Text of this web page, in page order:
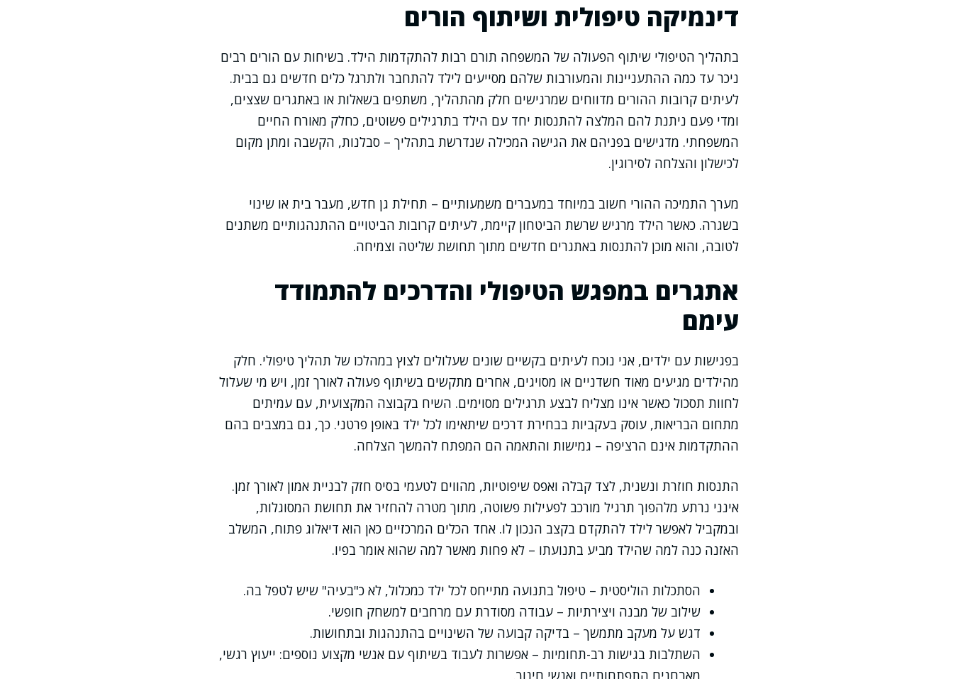
דינמיקה טיפולית ושיתוף הורים
בתהליך הטיפולי שיתוף הפעולה של המשפחה תורם רבות להתקדמות הילד. בשיחות עם הורים רבים
ניכר עד כמה ההתעניינות והמעורבות שלהם מסייעים לילד להתחבר ולתרגל כלים חדשים גם בבית.
לעיתים קרובות ההורים מדווחים שמרגישים חלק מהתהליך, משתפים בשאלות או באתגרים שצצים,
ומדי פעם ניתנת להם המלצה להתנסות יחד עם הילד בתרגילים פשוטים, כחלק מאורח החיים
המשפחתי. מדגישים בפניהם את הגישה המכילה שנדרשת בתהליך – סבלנות, הקשבה ומתן מקום
לכישלון והצלחה לסירוגין.
מערך התמיכה ההורי חשוב במיוחד במעברים משמעותיים – תחילת גן חדש, מעבר בית או שינוי
בשגרה. כאשר הילד מרגיש שרשת הביטחון קיימת, לעיתים קרובות הביטויים ההתנהגותיים משתנים
לטובה, והוא מוכן להתנסות באתגרים חדשים מתוך תחושת שליטה וצמיחה.
אתגרים במפגש הטיפולי והדרכים להתמודד
עימם
בפגישות עם ילדים, אני נוכח לעיתים בקשיים שונים שעלולים לצוץ במהלכו של תהליך טיפולי. חלק
מהילדים מגיעים מאוד חשדניים או מסויגים, אחרים מתקשים בשיתוף פעולה לאורך זמן, ויש מי שעלול
לחוות תסכול כאשר אינו מצליח לבצע תרגילים מסוימים. השיח בקבוצה המקצועית, עם עמיתים
מתחום הבריאות, עוסק בעקביות בבחירת דרכים שיתאימו לכל ילד באופן פרטני. כך, גם במצבים בהם
ההתקדמות אינם הרציפה – גמישות והתאמה הם המפתח להמשך הצלחה.
התנסות חוזרת ונשנית, לצד קבלה ואפס שיפוטיות, מהווים לטעמי בסיס חזק לבניית אמון לאורך זמן.
אינני נרתע מלהפוך תרגיל מורכב לפעילות פשוטה, מתוך מטרה להחזיר את תחושת המסוגלות,
ובמקביל לאפשר לילד להתקדם בקצב הנכון לו. אחד הכלים המרכזיים כאן הוא דיאלוג פתוח, המשלב
האזנה כנה למה שהילד מביע בתנועתו – לא פחות מאשר למה שהוא אומר בפיו.
הסתכלות הוליסטית – טיפול בתנועה מתייחס לכל ילד כמכלול, לא כ"בעיה" שיש לטפל בה.
שילוב של מבנה ויצירתיות – עבודה מסודרת עם מרחבים למשחק חופשי.
דגש על מעקב מתמשך – בדיקה קבועה של השינויים בהתנהגות ובתחושות.
השתלבות בגישות רב-תחומיות – אפשרות לעבוד בשיתוף עם אנשי מקצוע נוספים: ייעוץ רגשי,
מאבחנים התפתחותיים ואנשי חינוך.